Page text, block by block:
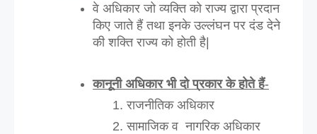
वे अधिकार जो व्यक्ति को राज्य द्वारा प्रदान
किए जाते हैं तथा इनके उल्लंघन पर दंड देने
की शक्ति राज्य को होती है|
कानूनी अधिकार भी दो प्रकार के होते हैं-
राजनीतिक अधिकार
सामाजिक व  नागरिक अधिकार